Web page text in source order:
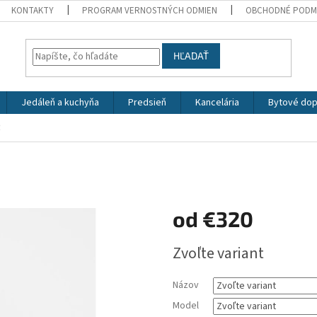
KONTAKTY PROGRAM VERNOSTNÝCH ODMIEN OBCHODNÉ
HĽADAŤ
Jedáleň a kuchyňa Predsieň Kancelária Bytové
od €320
cena:
Zvoľte variant
Názov
Model